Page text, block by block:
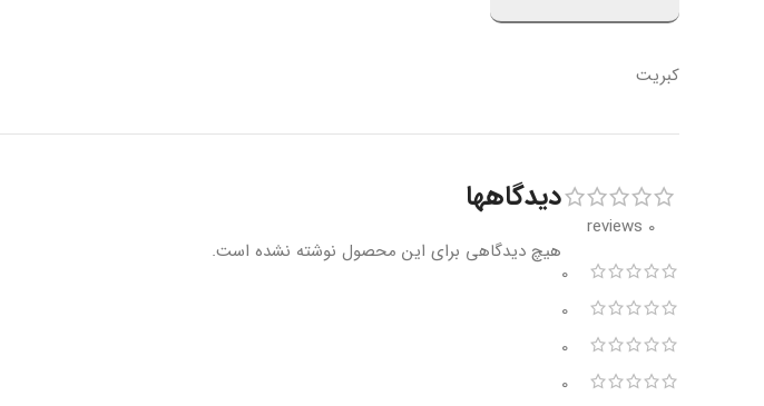
کبریت
0 reviews
0
0
0
0
دیدگاهها
هیچ دیدگاهی برای این محصول نوشته نشده است.